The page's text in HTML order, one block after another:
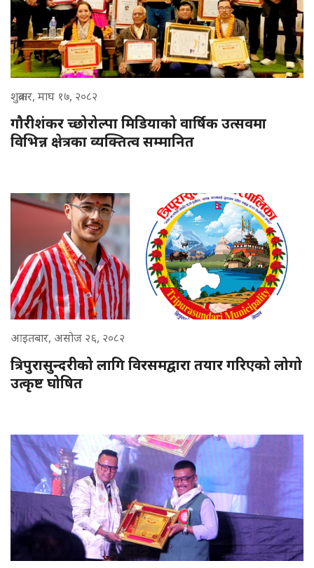
शुक्रबार, माघ १७, २०८२
गौरीशंकर च्छोरोल्पा मिडियाको वार्षिक उत्सवमा
विभिन्न क्षेत्रका व्यक्तित्व सम्मानित
आइतबार, असोज २६, २०८२
त्रिपुरासुन्दरीको लागि विरसमद्वारा तयार गरिएको लोगो
उत्कृष्ट घोषित